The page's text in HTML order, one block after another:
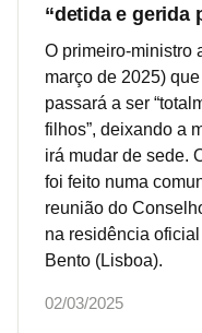
“detida e gerida
O primeiro-ministro
março de 2025)
passará a ser
filhos”, deixando a
irá mudar de sede.
foi feito numa
reunião do
na residência
Bento (Lisboa).
02/03/2025